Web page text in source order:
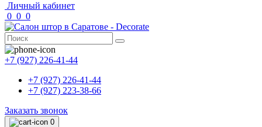
Личный кабинет
0 0 0
+7 (927) 226-41-44
+7 (927) 226-41-44
+7 (927) 223-38-66
Заказать звонок
0